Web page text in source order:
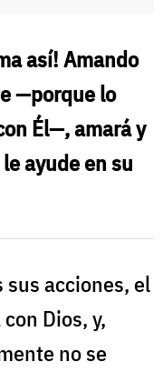
así! Amando
—porque lo
Él—, amará y
ayude en su
acciones, el
Dios, y,
no se